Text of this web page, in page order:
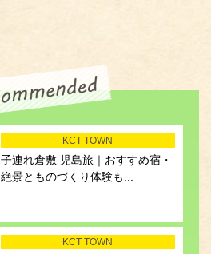
KCT TOWN
子連れ倉敷 児島旅｜おすすめ宿・
絶景とものづくり体験も...
KCT TOWN